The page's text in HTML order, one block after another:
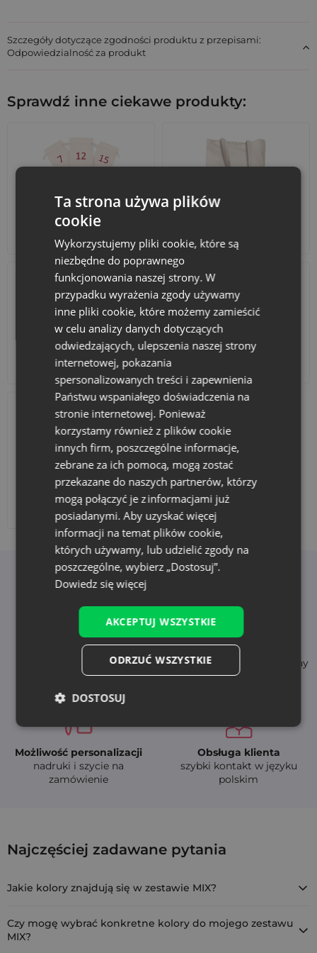
Personalizowane woreczki z nadrukiem
dowolny napis, tworząc spójne i profesjonalne opakowania,
dodają wartości każdemu produktowi.
Wybierz zestaw MIX, aby zyskać elastyczność w
Szczegóły dotyczące zgodności produktu z przepisami:
Odpowiedzialność za produkt
Sprawdź inne ciekawe produkty:
Akcesoria i dekoracje
Dodaj nadruk
Korzyści z wyboru Saketos
Natychmiastowa
szybka dostawa (24-48h)
Wysoka jakość
- trwałe i bezpieczne tkaniny
Możliwość personalizacji
nadruki i szycie na
zamówienie
Obsługa klienta
szybki kontakt w języku
polskim
Woreczki z organzy 12 x 15 cm - zestaw
Najczęściej zadawane pytania
Jakie kolory znajdują się w zestawie MIX?
go unikalnym.
Czy mogę wybrać konkretne kolory do mojego zestawu
MIX?
Ta strona używa plików
cookie
Wykorzystujemy pliki cookie, które są
niezbędne do poprawnego
funkcjonowania naszej strony. W
przypadku wyrażenia zgody używamy
inne pliki cookie, które możemy zamieścić
w celu analizy danych dotyczących
odwiedzających, ulepszenia naszej strony
internetowej, pokazania
spersonalizowanych treści i zapewnienia
Państwu wspaniałego doświadczenia na
stronie internetowej. Ponieważ
korzystamy również z plików cookie
innych firm, poszczególne informacje,
zebrane za ich pomocą, mogą zostać
przekazane do naszych partnerów, którzy
mogą połączyć je z informacjami już
posiadanymi. Aby uzyskać więcej
informacji na temat plików cookie,
których używamy, lub udzielić zgody na
poszczególne, wybierz „Dostosuj”.
Dowiedz się więcej
AKCEPTUJ WSZYSTKIE
ODRZUĆ WSZYSTKIE
DOSTOSUJ